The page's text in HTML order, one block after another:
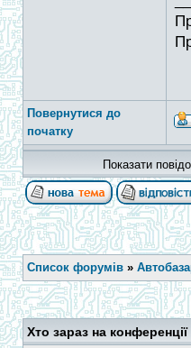
Повернутися до
початку
Показати
Список форумів »
Хто зараз на конференції